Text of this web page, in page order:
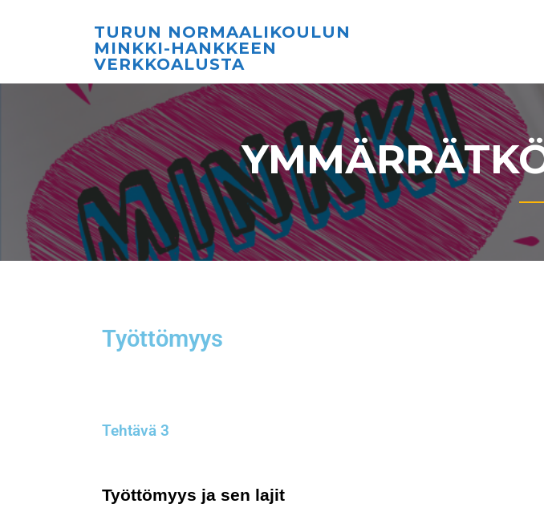
TURUN NORMAALIKOULUN
MINKKI-HANKKEEN
VERKKOALUSTA
Työttömyys
Tehtävä 3